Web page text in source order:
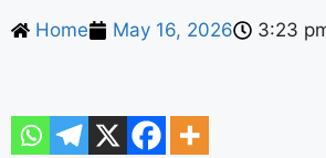
Home May 16, 2026 3:23